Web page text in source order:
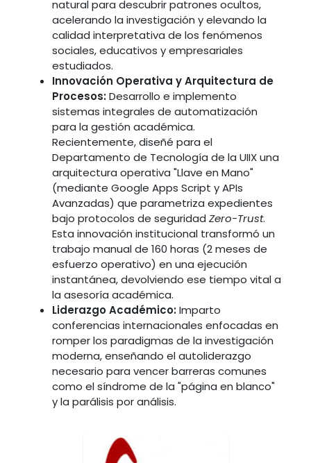
natural para descubrir patrones ocultos,
acelerando la investigación y elevando la
calidad interpretativa de los fenómenos
sociales, educativos y empresariales
estudiados.
Innovación Operativa y Arquitectura de
Procesos:Desarrollo e implemento
sistemas integrales de automatización
para la gestión académica.
Recientemente, diseñé para el
Departamento de Tecnología de la UIIX una
arquitectura operativa "Llave en Mano"
(mediante Google Apps Script y APIs
Avanzadas) que parametriza expedientes
bajo protocolos de seguridad Zero-Trust.
Esta innovación institucional transformó un
trabajo manual de 160 horas (2 meses de
esfuerzo operativo) en una ejecución
instantánea, devolviendo ese tiempo vital a
la asesoría académica.
Liderazgo Académico:Imparto
conferencias internacionales enfocadas en
romper los paradigmas de la investigación
moderna, enseñando el autoliderazgo
necesario para vencer barreras comunes
como el síndrome de la "página en blanco"
y la parálisis por análisis.